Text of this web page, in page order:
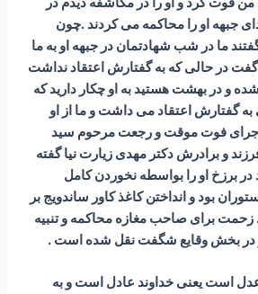
جبهه او را محاکمه می کردند .چون
ما در شب شهادتمان در جبهه او به ما
در حالی که به گفتارش اعتقاد نداشت
و در بهشت هستید به او چکار دارید که
به گفتارش اعتقاد می داشت و ما از او
فوت موقت و رجعت مرحوم سید
و برادرش دکتر مهدی زیارت نیا گفته
در برزخ او را بواسطه نخوردن کامل
بود و انداختن کاغذ کاور ساندویج بر
زحمت برای صاحب مغازه محاکمه و تنبیه
در بخش وقایع شگفت نقل شده است .
است یعنی خداوند عادل است و به